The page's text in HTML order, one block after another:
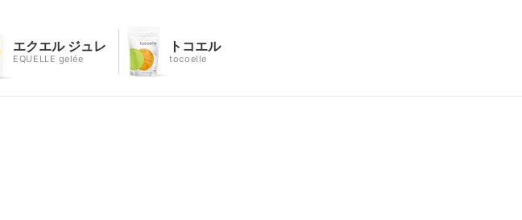
エクエル ジュレ
EQUELLE gelée
トコエル
tocoelle